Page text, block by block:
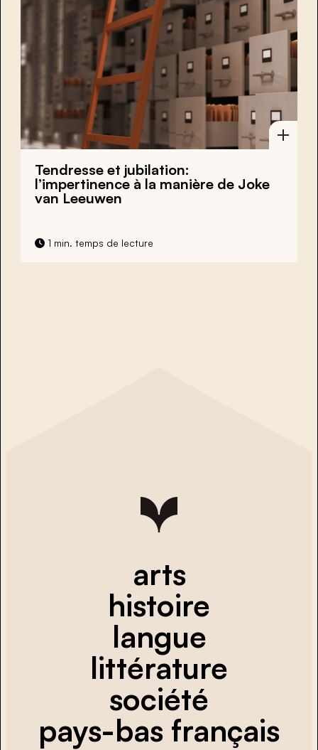
Tendresse et jubilation:
l’impertinence à la manière de Joke
van Leeuwen
1 min. temps de lecture
arts
histoire
langue
littérature
société
pays-bas français